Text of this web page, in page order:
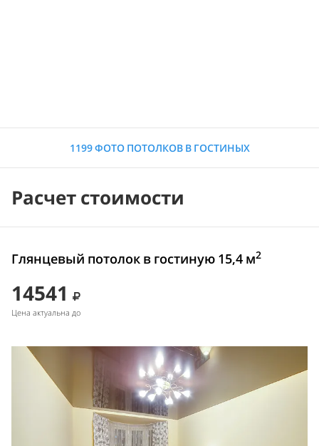
1199 ФОТО ПОТОЛКОВ В ГОСТИНЫХ
Расчет стоимости
Глянцевый потолок в гостиную 15,4 м2
14541
Цена актуальна до